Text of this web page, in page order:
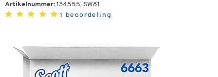
Artikelnummer: 134555-SW81
1 beoordeling